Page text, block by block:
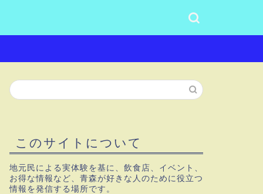
このサイトについて
地元民による実体験を基に、飲食店、イベント、
お得な情報など、青森が好きな人のために役立つ
情報を発信する場所です。